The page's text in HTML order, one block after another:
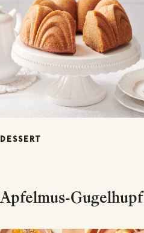
DESSERT
Apfelmus-Gugelhupf